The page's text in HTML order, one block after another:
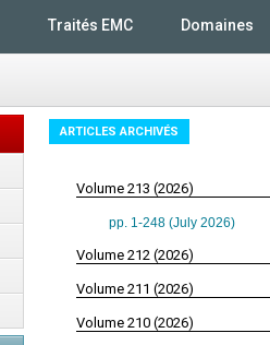
Traités EMC Domaines
ARTICLES ARCHIVÉS
Volume 213 (2026)
pp. 1-248 (July 2026)
Volume 212 (2026)
Volume 211 (2026)
Volume 210 (2026)